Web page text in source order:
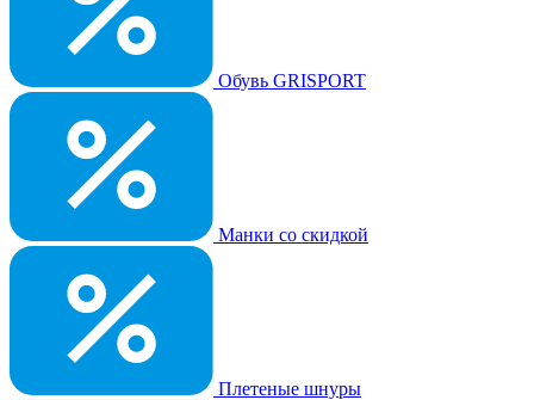
Обувь GRISPORT
Манки со скидкой
Плетеные шнуры